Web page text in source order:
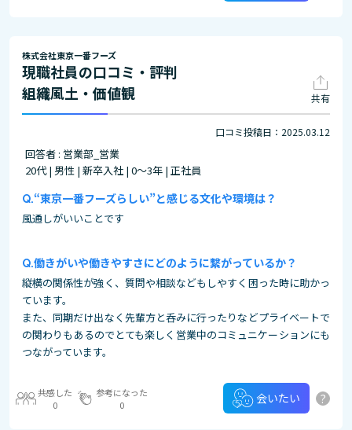
株式会社東京一番フーズ
現職社員の口コミ・評判
組織風土・価値観
共有
口コミ投稿日：2025.03.12
回答者 : 営業部_営業
20代 | 男性 | 新卒入社 | 0～3年 | 正社員
“東京一番フーズらしい”と感じる文化や環境は？
風通しがいいことです
働きがいや働きやすさにどのように繋がっているか？
縦横の関係性が強く、質問や相談などもしやすく困った時に助かっ
ています。
また、同期だけ出なく先輩方と呑みに行ったりなどプライベートで
の関わりもあるのでとても楽しく営業中のコミュニケーションにも
つながっています。
共感した
0
参考になった
0
会いたい ?